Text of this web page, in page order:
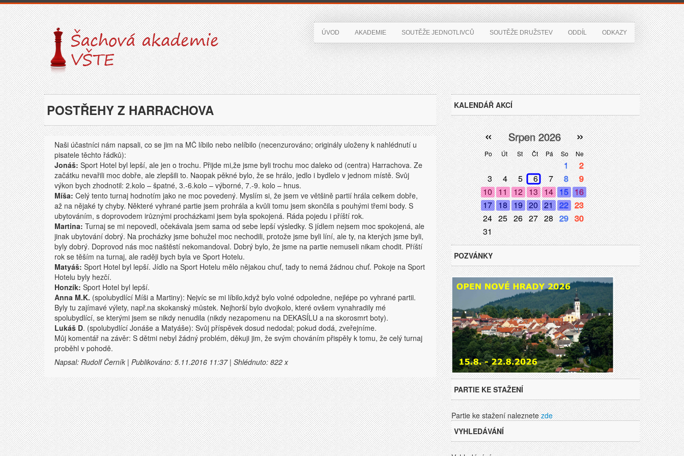
ÚVOD AKADEMIE SOUTĚŽE JEDNOTLIVCŮ SOUTĚŽE DRUŽSTEV ODDÍL ODKAZY
POSTŘEHY Z HARRACHOVA
Naši účastníci nám napsali, co se jim na MČ líbilo nebo nelíbilo (necenzurováno; originály uloženy k nahlédnutí u
pisatele těchto řádků):
Jonáš: Sport Hotel byl lepší, ale jen o trochu. Přijde mi,že jsme byli trochu moc daleko od (centra) Harrachova. Ze
začátku nevařili moc dobře, ale zlepšili to. Naopak pěkné bylo, že se hrálo, jedlo i bydlelo v jednom místě. Svůj
výkon bych zhodnotil: 2.kolo – špatné, 3.-6.kolo – výborné, 7.-9. kolo – hnus.
Míša: Celý tento turnaj hodnotím jako ne moc povedený. Myslím si, že jsem ve většině partií hrála celkem dobře,
až na nějaké ty chyby. Některé vyhrané partie jsem prohrála a kvůli tomu jsem skončila s pouhými třemi body. S
ubytováním, s doprovodem irůznými procházkami jsem byla spokojená. Ráda pojedu i příští rok.
Martina: Turnaj se mi nepovedl, očekávala jsem sama od sebe lepší výsledky. S jídlem nejsem moc spokojená, ale
jinak ubytování dobrý. Na procházky jsme bohužel moc nechodili, protože jsme byli líní, ale ty, na kterých jsme byli,
byly dobrý. Doprovod nás moc naštěstí nekomandoval. Dobrý bylo, že jsme na partie nemuseli nikam chodit. Příští
rok se těším na turnaj, ale raději bych byla ve Sport Hotelu.
Matyáš: Sport Hotel byl lepší. Jídlo na Sport Hotelu mělo nějakou chuť, tady to nemá žádnou chuť. Pokoje na Sport
Hotelu byly hezčí.
Honzík: Sport Hotel byl lepší.
Anna M.K. (spolubydlící Míši a Martiny): Nejvíc se mi líbilo,když bylo volné odpoledne, nejlépe po vyhrané partii.
Byly tu zajímavé výlety, např.na skokanský můstek. Nejhorší bylo dvojkolo, které ovšem vynahradily mé
spolubydlící, se kterými jsem se nikdy nenudila (nikdy nezapomenu na DEKASÍLU a na skorosmrt boty).
Lukáš D. (spolubydlící Jonáše a Matyáše): Svůj příspěvek dosud nedodal; pokud dodá, zveřejníme.
Můj komentář na závěr: S dětmi nebyl žádný problém, děkuji jim, že svým chováním přispěly k tomu, že celý turnaj
proběhl v pohodě.
Napsal: Rudolf Černík | Publikováno: 5.11.2016 11:37 | Shlédnuto: 822 x
KALENDÁŘ AKCÍ
Po Út St Čt Pá So Ne
« »
Srpen 2026
1
2
3
4 5 6 7 8
9
10 11 12 13 14 15 16
17 18 19 20 21 22 23
24 25 26 27 28 29 30
31
POZVÁNKY
PARTIE KE STAŽENÍ
Partie ke stažení naleznetezde
VYHLEDÁVÁNÍ